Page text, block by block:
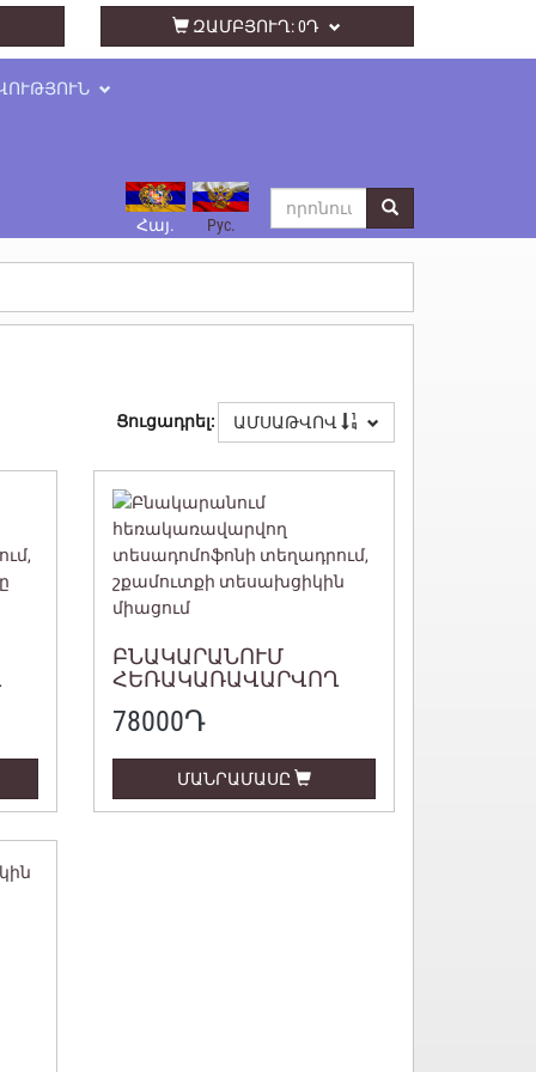
ԶԱՄԲՅՈՒՂ:0Դ
Հայ. Рус.
Ցուցադրել: ԱՄՍԱԹՎՈՎ
ԲՆԱԿԱՐԱՆՈՒՄ
ՀԵՌԱԿԱՌԱՎԱՐՎՈՂ
ՏԵՂԱԴՐՈՒՄ,
ՏԵՍԱԽՑԻԿԻՆ
ՄԻԱՑՈՒՄ
78000Դ
ՄԱՆՐԱՄԱՍԸ